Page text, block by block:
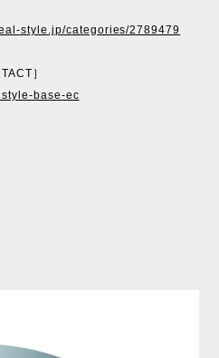
style.jp/categories/2789479
］
base-ec